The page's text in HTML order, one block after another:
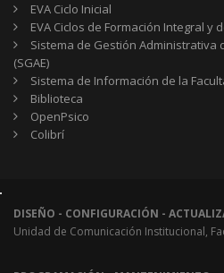
EVA Ciclo Inicial
EVA Ciclos de Formación Integral y
Sistema de Gestión Administrativa
(SGAE)
Sistema de Información de la
Biblioteca
OpenPsico
Colibrí
DISEÑO - CONFIGURACIÓN -
Unidad de Comunicación Institucional,